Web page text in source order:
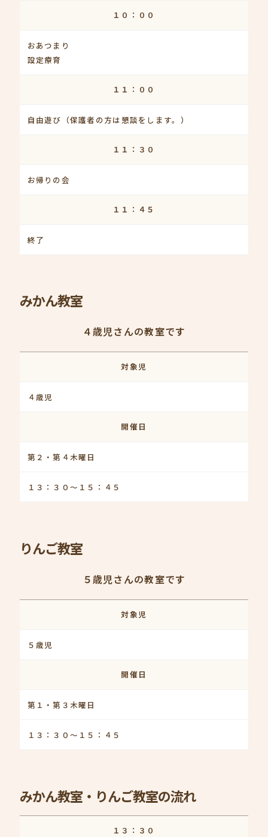
１０：００
おあつまり
設定療育
１１：００
自由遊び（保護者の方は懇談をします。）
１１：３０
お帰りの会
１１：４５
終了
みかん教室
４歳児さんの教室です
対象児
４歳児
開催日
第２・第４木曜日
１３：３０～１５：４５
りんご教室
５歳児さんの教室です
対象児
５歳児
開催日
第１・第３木曜日
１３：３０～１５：４５
みかん教室・りんご教室の流れ
１３：３０